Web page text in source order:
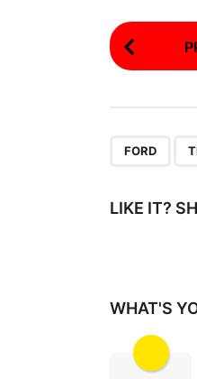
P
o
P
g
a
t
FORD
LIKE IT?
WHAT'S